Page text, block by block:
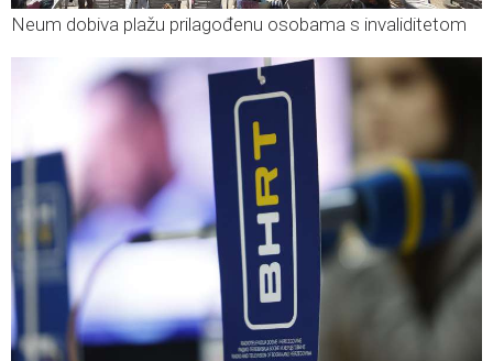
Neum dobiva plažu prilagođenu osobama s invaliditetom